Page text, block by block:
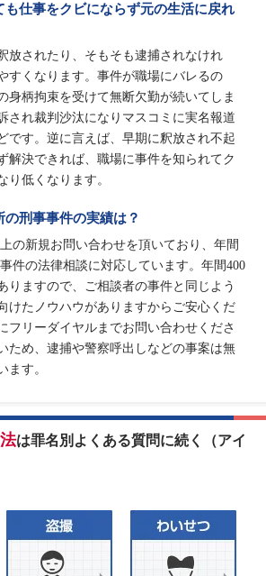
も仕事をクビにならず元の生活に戻れ
放されたり、そもそも逮捕されなけれ
すくなります。事件が職場にバレるの
身柄拘束を受けて無断欠勤が続いてしま
され裁判沙汰になりマスコミに実名報道
です。逆に言えば、早期に釈放され不起
解決できれば、職場に事件を知られてク
り低くなります。
刑事事件の実績は？
の新規お問い合わせを頂いており、年間
件の法律相談に対応しています。年間400
りますので、ご相談者の事件と同じよう
けたノウハウがありますからご安心くだ
フリーダイヤルまでお問い合わせくださ
ため、逮捕や警察呼出しなどの事案は無
ます。
は罪名別よくある質問に続く（アイ